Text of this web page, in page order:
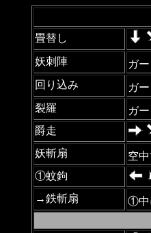
畳替し
妖刺陣
ガ
回り込み
ガ
裂羅
ガ
爵走
妖斬扇
空
①蚊鉤
→鉄斬扇
①